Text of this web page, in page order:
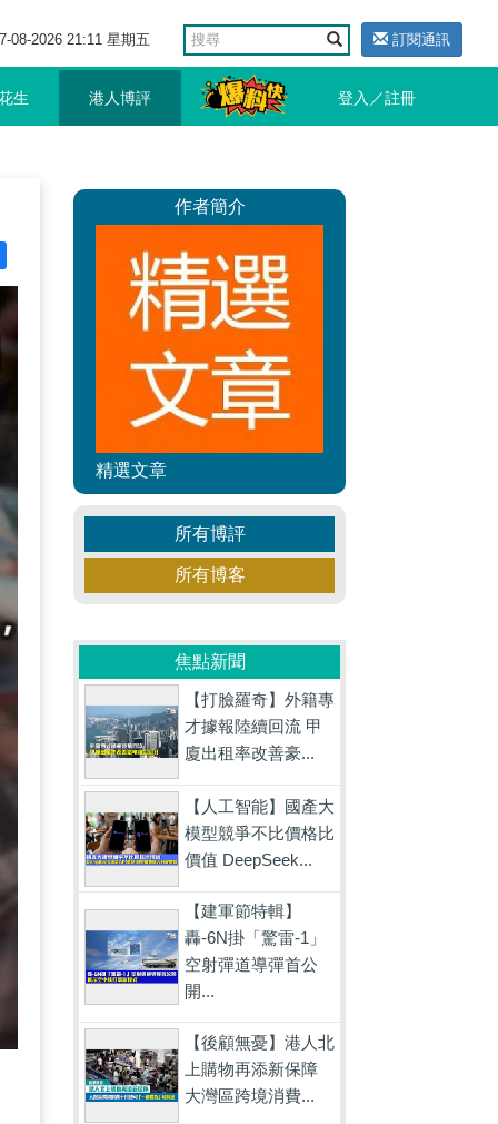
08-2026 21:11 星期五 訂閱通訊
生 港人博評 登入／註冊
作者簡介
精選文章
所有博評
所有博客
焦點新聞
【打臉羅奇】外籍專
才據報陸續回流 甲
廈出租率改善豪...
【人工智能】國產大
模型競爭不比價格比
價值 DeepSeek...
【建軍節特輯】
轟-6N掛「驚雷-1」
空射彈道導彈首公
開...
【後顧無憂】港人北
上購物再添新保障
大灣區跨境消費...